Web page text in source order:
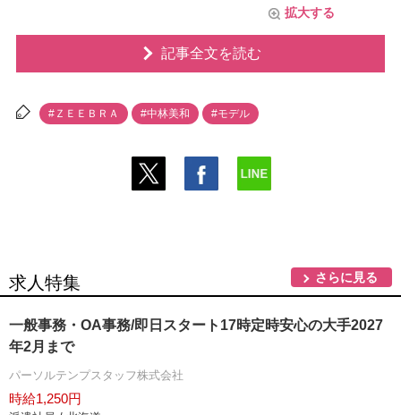
拡大する
記事全文を読む
#ＺＥＥＢＲＡ #中林美和 #モデル
求人特集 さらに見る
一般事務・OA事務/即日スタート17時定時安心の大手2027
年2月まで
パーソルテンプスタッフ株式会社
時給1,250円